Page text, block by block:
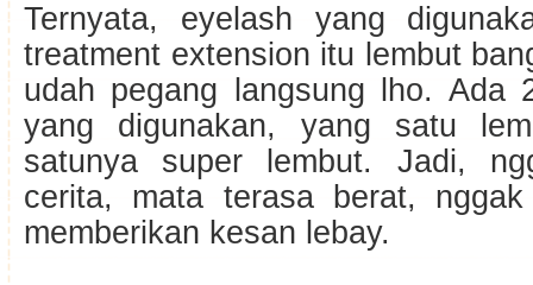
Ternyata, eyelash yang
treatment extension itu lembut
udah pegang langsung lho. Ada
yang digunakan, yang satu
satunya super lembut. Jadi,
cerita, mata terasa berat,
memberikan kesan lebay.